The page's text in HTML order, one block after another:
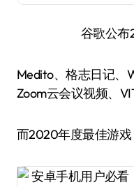
谷歌公布
Medito、格志日记、
Zoom云会议视频、
而2020年度最佳游戏